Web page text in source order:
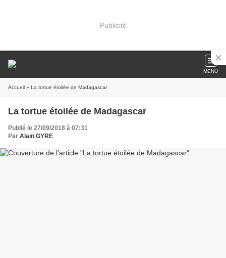
Publicité
MENU
Accueil » La tortue étoilée de Madagascar
La tortue étoilée de Madagascar
Publié le 27/09/2018 à 07:31
Par Alain GYRE